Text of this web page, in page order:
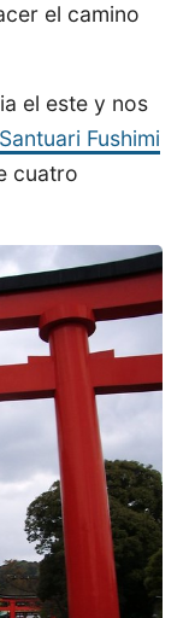
el camino
el este y nos
Santuari Fushimi
cuatro